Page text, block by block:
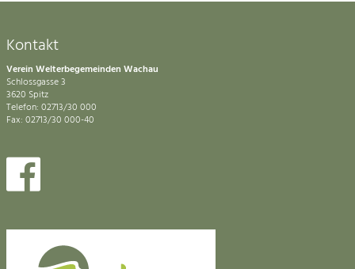
Kontakt
Verein Welterbegemeinden Wachau
Schlossgasse 3
3620 Spitz
Telefon: 02713/30 000
Fax: 02713/30 000-40